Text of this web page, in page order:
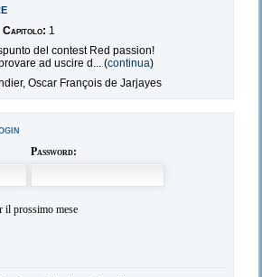
Capitolo: 1
del contest Red passion!
ad uscire d... (continua)
Oscar François de Jarjayes
Password:
il prossimo mese